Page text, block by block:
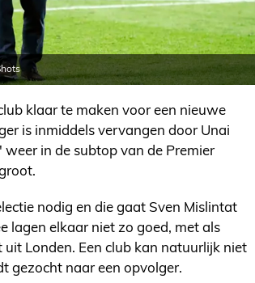
klaar te maken voor een nieuwe
is inmiddels vervangen door Unai
in de subtop van de Premier
nodig en die gaat Sven Mislintat
lagen elkaar niet zo goed, met als
Londen. Een club kan natuurlijk niet
gezocht naar een opvolger.